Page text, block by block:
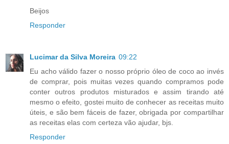
Beijos
Responder
Lucimar da Silva Moreira 09:22
Eu acho válido fazer o nosso próprio óleo de coco ao invés
de comprar, pois muitas vezes quando compramos pode
conter outros produtos misturados e assim tirando até
mesmo o efeito, gostei muito de conhecer as receitas muito
úteis, e são bem fáceis de fazer, obrigada por compartilhar
as receitas elas com certeza vão ajudar, bjs.
Responder